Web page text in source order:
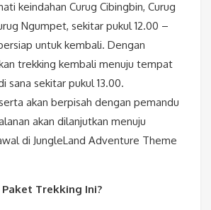
keindahan Curug Cibingbin, Curug
Ngumpet, sekitar pukul 12.00 –
untuk kembali. Dengan
trekking kembali menuju tempat
sana sekitar pukul 13.00.
akan berpisah dengan pemandu
akan dilanjutkan menuju
di JungleLand Adventure Theme
Trekking Ini?